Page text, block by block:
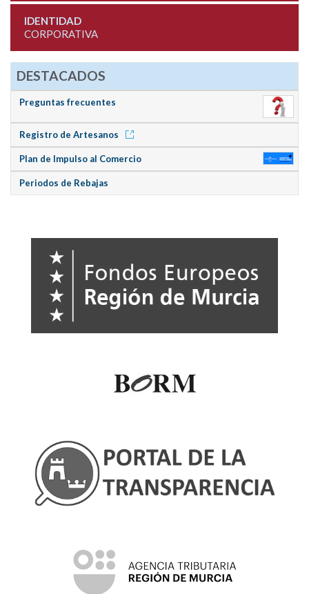
IDENTIDAD
CORPORATIVA
DESTACADOS
Preguntas frecuentes
Registro de Artesanos
Plan de Impulso al Comercio
Periodos de Rebajas